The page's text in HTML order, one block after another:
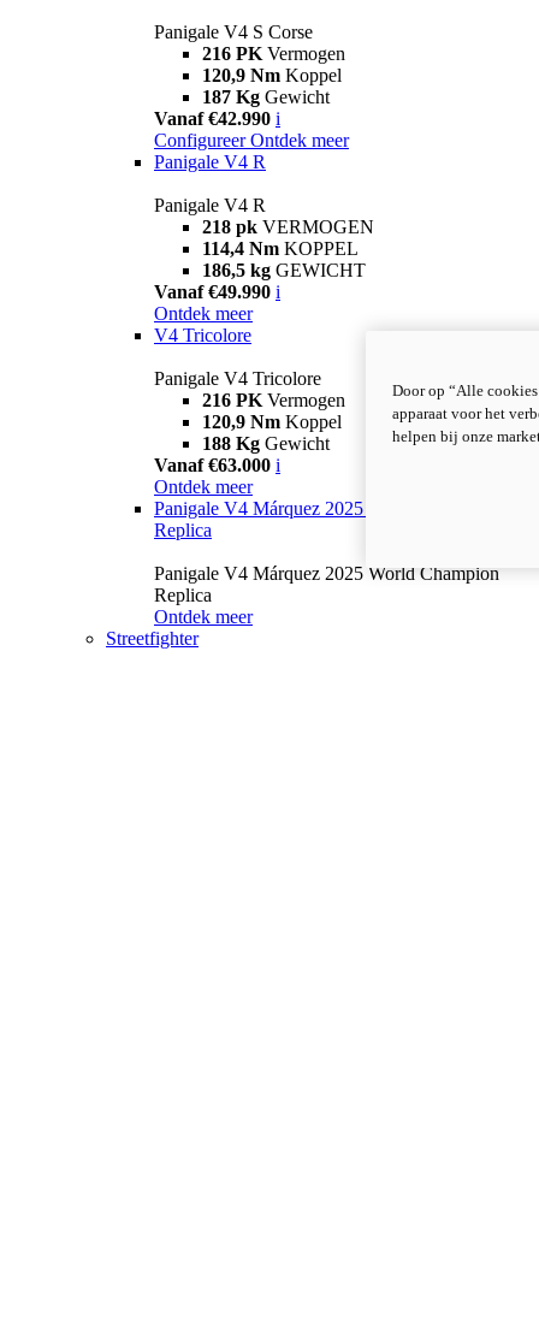
Panigale V4 S Corse
216 PK Vermogen
120,9 Nm Koppel
187 Kg Gewicht
Vanaf €42.990 i
Configureer Ontdek meer
Panigale V4 R
Panigale V4 R
218 pk VERMOGEN
114,4 Nm KOPPEL
186,5 kg GEWICHT
Vanaf €49.990 i
Ontdek meer
V4 Tricolore
Panigale V4 Tricolore
216 PK Vermogen
120,9 Nm Koppel
188 Kg Gewicht
Vanaf €63.000 i
Ontdek meer
Panigale V4 Márquez 2025 World Champion
Replica
Panigale V4 Márquez 2025 World Champion
Replica
Ontdek meer
Streetfighter
Door op “Alle
apparaat voor het
helpen bij onze